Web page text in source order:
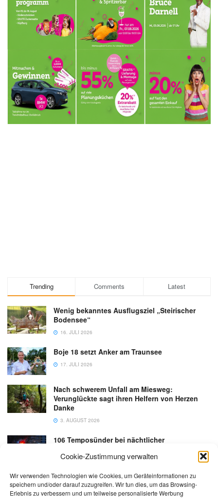
Cookie-Zustimmung verwalten
Wir verwenden Technologien wie Cookies, um Geräteinformationen zu
speichern und/oder darauf zuzugreifen. Wir tun dies, um das Browsing-
Erlebnis zu verbessern und um teilweise personalisierte Werbung
Trending Comments Latest
Wenig bekanntes Ausflugsziel „Steirischer
Bodensee“
16. JULI 2026
Boje 18 setzt Anker am Traunsee
17. JULI 2026
Nach schwerem Unfall am Miesweg:
Verunglückte sagt ihren Helfern von Herzen
Danke
3. AUGUST 2026
106 Temposünder bei nächtlicher